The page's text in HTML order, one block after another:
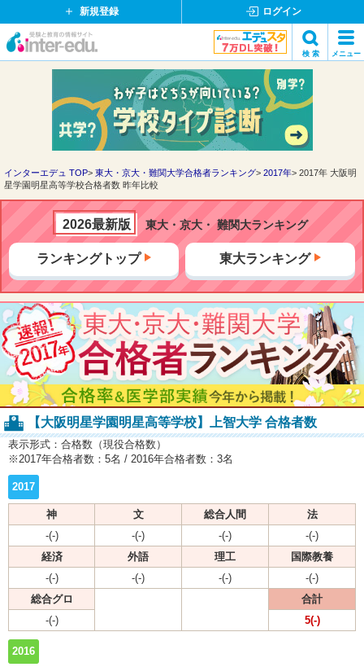
新規登録 ログイン
イ
ド
ッ
ト
検 索 メニュー
検索
インターエデュ TOP 東大・京大・難関大学合格者ランキング 2017年
2017年 大阪明
星学園明星高等学校合格者数 昨年比較
2026最新版 東大・京大・ 難関大ランキング
ランキングトップ 東大ランキング
【大阪明星学園明星高等学校】上智大学 合格者数
表示形式：合格数（現役合格数）
※2017年合格者数：5名 / 2016年合格者数：3名
2017
神 文 総合人間
法
-(-)
-(-) -(-)
-(-)
経済
外語 理工
国際教養
-(-)
-(-) -(-)
-(-)
総合グロ
合計
-(-)
5(-)
2016